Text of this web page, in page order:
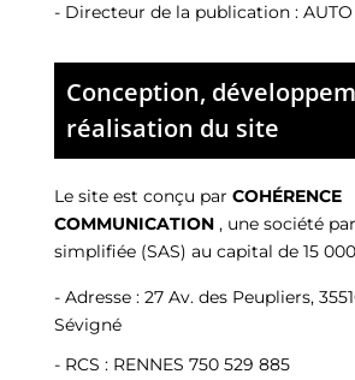
- Directeur de la publication : AUTO
Conception,
réalisation du site
Le site est conçu par COHÉRENCE
COMMUNICATION , une société
simplifiée (SAS) au capital de 15
- Adresse : 27 Av. des Peupliers,
Sévigné
- RCS : RENNES 750 529 885